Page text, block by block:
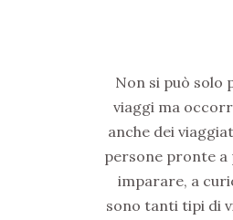
Non si può solo
viaggi ma
anche dei
persone pronte a
imparare, a
sono tanti tipi di